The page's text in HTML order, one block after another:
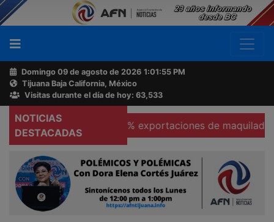
Domingo 09 de agosto de 2026 1:01:56 PM
Tijuana Baja California, México
Visitas durante el día de hoy: 63,533
NOTICIAS
DESTACADAS
Se hunden 37% exportaciones de maquiladoras en
Buscador
Acerca
de
AFN
Ventas